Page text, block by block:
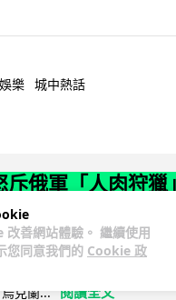
善網站體驗。 繼續使用
您同意我們的 Cookie 政
樂 城中熱話
斥俄軍「人肉狩獵
販近 40 秒仍被
52 歲小販被俄軍無人機追擊
統澤連斯基公開。他直斥俄
克蘭... 閱讀全文